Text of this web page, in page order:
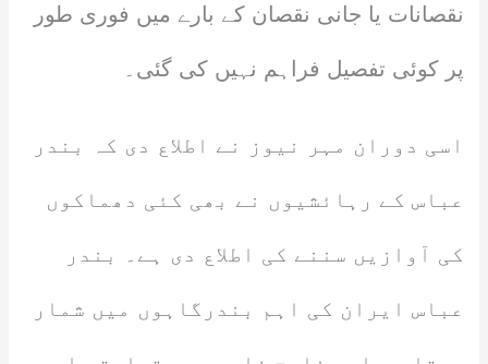
نقصانات یا جانی نقصان کے بارے میں فوری طور
پر کوئی تفصیل فراہم نہیں کی گئی۔
اسی دوران مہر نیوز نے اطلاع دی کہ بندر
عباس کے رہائشیوں نے بھی کئی دھماکوں
کی آوازیں سننے کی اطلاع دی ہے۔ بندر
عباس ایران کی اہم بندرگاہوں میں شمار